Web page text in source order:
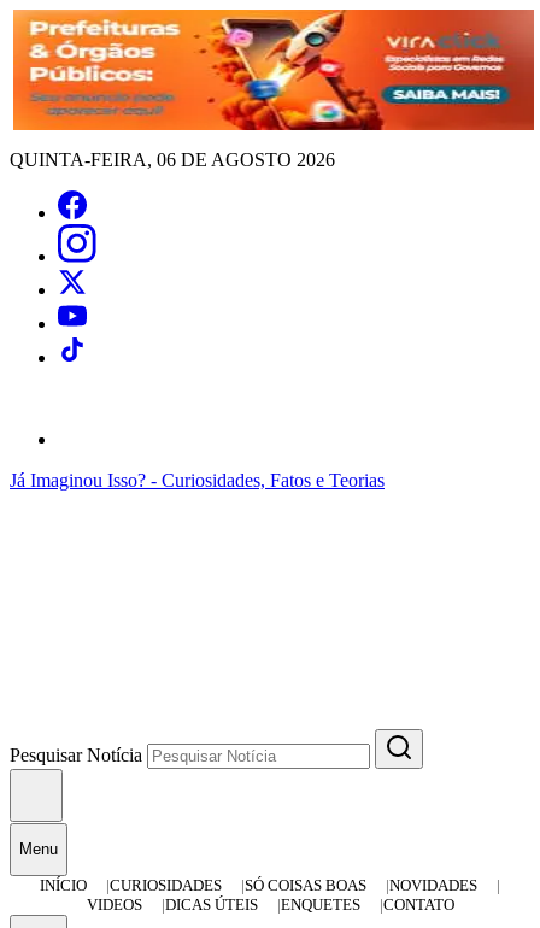
QUINTA-FEIRA, 06 DE AGOSTO 2026
Já Imaginou Isso? - Curiosidades, Fatos e Teorias
Pesquisar Notícia
Menu
INÍCIO
CURIOSIDADES SÓ COISAS BOAS
NOVIDADES
VIDEOS
DICAS ÚTEIS ENQUETES CONTATO